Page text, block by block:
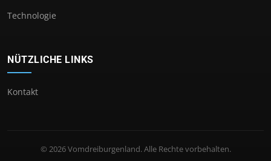
Technologie
NÜTZLICHE LINKS
Kontakt
© 2026 Vomdreiburgenland. Alle Rechte vorbehalten.